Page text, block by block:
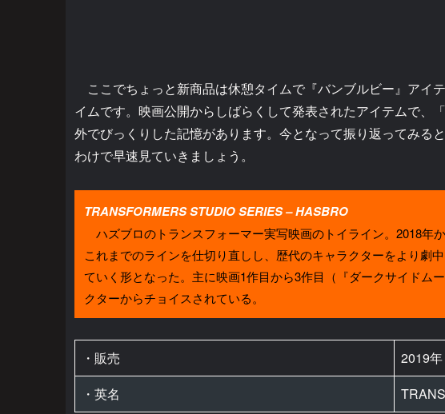
ここでちょっと新商品は休憩タイムで『バンブルビー』アイ
イムです。映画公開からしばらくして発表されたアイテムで、
外でびっくりした記憶があります。今となって振り返ってみる
わけで早速見ていきましょう。
TRANSFORMERS STUDIO SERIES – HASBRO
ハズブロのトランスフォーマー実写映画のトイライン。2018年
これまでのラインを仕切り直しし、歴代のキャラクターをより劇
ていく形となった。主に映画1作目から3作目（『ダークサイドム
クターからチョイスされている。
・販売
2019年
・英名